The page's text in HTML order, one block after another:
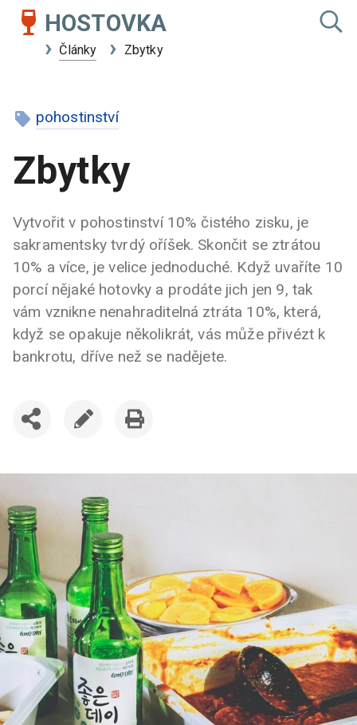
HOSTOVKA
Články Zbytky
pohostinství
Zbytky
Vytvořit v pohostinství 10% čistého zisku, je
sakramentsky tvrdý oříšek. Skončit se ztrátou
10% a více, je velice jednoduché. Když uvaříte 10
porcí nějaké hotovky a prodáte jich jen 9, tak
vám vznikne nenahraditelná ztráta 10%, která,
když se opakuje několikrát, vás může přivézt k
bankrotu, dříve než se nadějete.